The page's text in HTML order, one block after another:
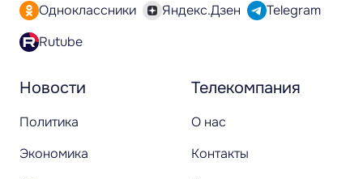
Новости
Политика
Экономика
Телекомпания
О нас
Контакты
Одноклассники
Яндекс.Дзен
Telegram
Rutube